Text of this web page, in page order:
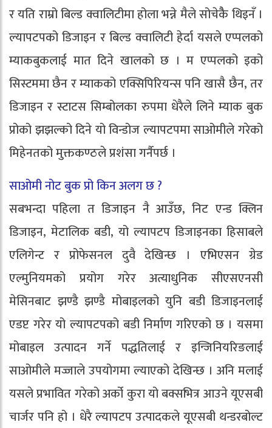
र यति राम्रो बिल्ड क्वालिटीमा होला भन्ने मैले सोचेकैै थिइनँ ।
ल्यापटपको डिजाइन र बिल्ड क्वालिटी हेर्दा यसले एप्पलको
म्याकबुकलाई मात दिने खालको छ । म एप्पलको इको
सिस्टममा छैन र म्याकको एक्सिपिरियन्स पनि खासै छैन, तर
डिजाइन र स्टाटस सिम्बोलका रुपमा धेरैले लिने म्याक बुक
प्रोको झझल्को दिने यो विन्डोज ल्यापटपमा साओमीले गरेको
मिहेनतको मुक्तकण्ठले प्रशंसा गर्नैपर्छ ।
साओमी नोट बुक प्रो किन अलग छ ?
सबभन्दा पहिला त डिजाइन नै आउँछ, निट एन्ड क्लिन
डिजाइन, मेटालिक बडी, यो ल्यापटप डिजाइनका हिसाबले
एलिगेन्ट र प्रोफेसनल दुवै देखिन्छ । एभिएसन ग्रेड
एल्मुनियमको प्रयोग गरेर अत्याधुनिक सीएसएनसी
मेसिनबाट झण्डै झण्डै मोबाइलको युनि बडी डिजाइनलाई
एडप्ट गरेर यो ल्यापटपको बडी निर्माण गरिएको छ । यसमा
मोबाइल उत्पादन गर्ने पद्धतिलाई र इन्जिनियरिङलाई
साओमीले मज्जाले उपयोगमा ल्याएको देखिन्छ । अनि मलाई
यसले प्रभावित गरेको अर्को कुरा यो बक्सभित्र आउने यूएसबी
चार्जर पनि हो । धेरै ल्यापटप उत्पादकले यूएसबी थन्डरबोल्ट